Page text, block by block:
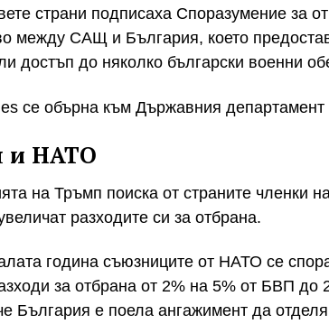
страни подписаха Споразумение за
между САЩ и България, което
достъп до няколко български военни
се обърна към Държавния департамент
и НАТО
на Тръмп поиска от страните членки
разходите си за отбрана.
година съюзниците от НАТО се
за отбрана от 2% на 5% от БВП до
България е поела ангажимент да